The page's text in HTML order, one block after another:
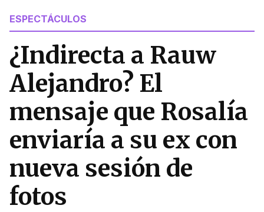
ESPECTÁCULOS
¿Indirecta a Rauw
Alejandro? El
mensaje que Rosalía
enviaría a su ex con
nueva sesión de
fotos